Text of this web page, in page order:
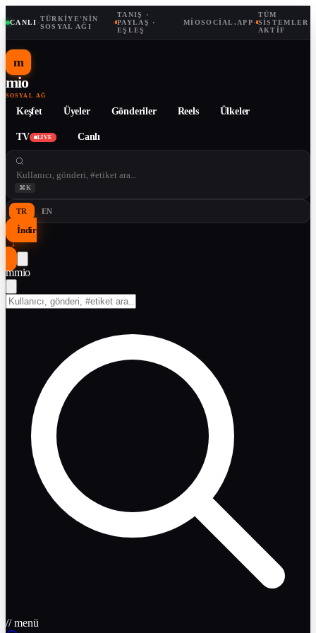
CANLI ·TÜRKIYE'NIN
SOSYAL AĞI
·
TANIŞ ·
PAYLAŞ ·
EŞLEŞ
MIOSOCIAL.APP·
TÜM
SISTEMLER
AKTIF
m
mio
SOSYAL AĞ
Keşfet Üyeler Gönderiler Reels Ülkeler
TV LIVE Canlı
⌘K
TR EN
İndir
↓
mmio
// menü